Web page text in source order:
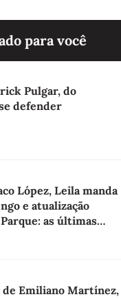
para você
Pulgar, do
defender
López, Leila manda
e atualização
as últimas
Emiliano Martínez,